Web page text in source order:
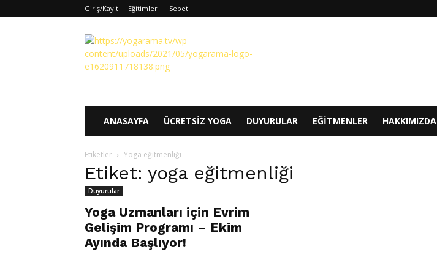
Giriş/Kayıt Eğitimler Sepet
Yogarama
ANASAYFA ÜCRETSIZ YOGA DUYURULAR EĞITMENLER HAKKIMIZDA
Etiketler Yoga eğitmenliği
Etiket: yoga eğitmenliği
Duyurular
Yoga Uzmanları için Evrim
Gelişim Programı – Ekim
Ayında Başlıyor!